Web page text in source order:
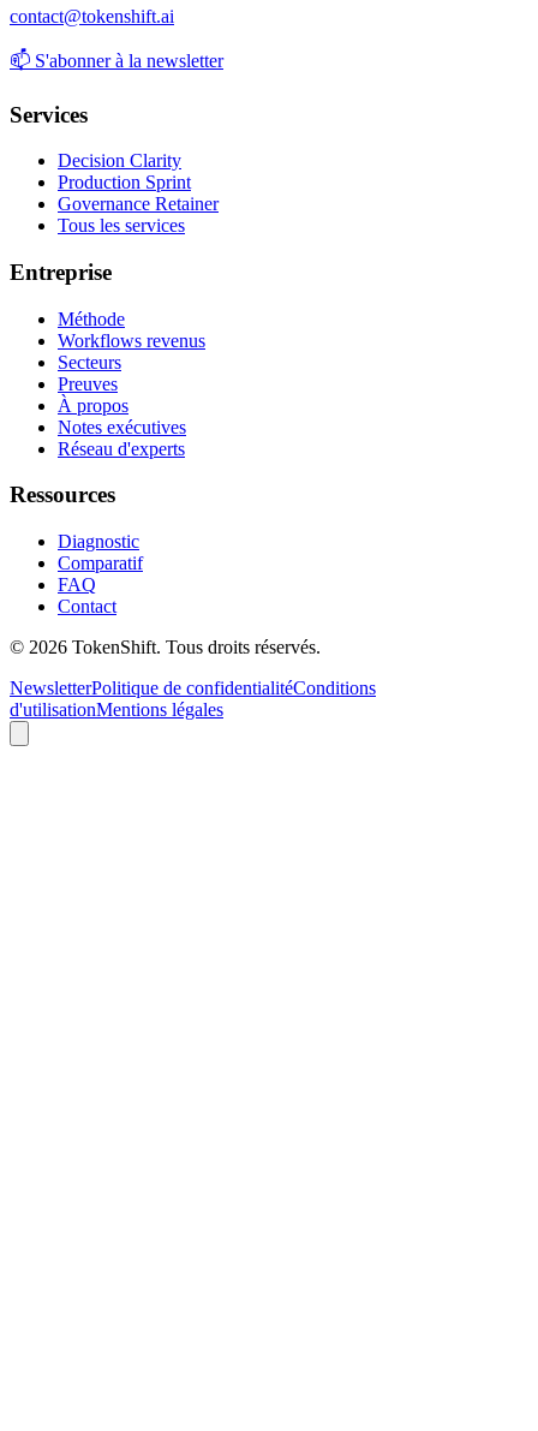
contact@tokenshift.ai
📫 S'abonner à la newsletter
Services
Decision Clarity
Production Sprint
Governance Retainer
Tous les services
Entreprise
Méthode
Workflows revenus
Secteurs
Preuves
À propos
Notes exécutives
Réseau d'experts
Ressources
Diagnostic
Comparatif
FAQ
Contact
© 2026 TokenShift. Tous droits réservés.
NewsletterPolitique de confidentialitéConditions
d'utilisationMentions légales